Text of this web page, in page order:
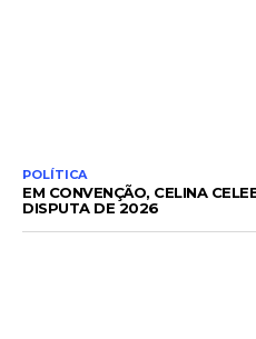
POLÍTICA
EM CONVENÇÃO, CELINA
DISPUTA DE 2026